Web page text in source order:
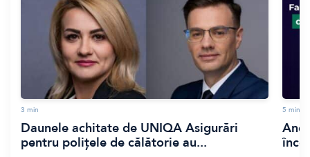
3 min
Daunele achitate de UNIQA Asigurări
pentru polițele de călătorie au...
5 min